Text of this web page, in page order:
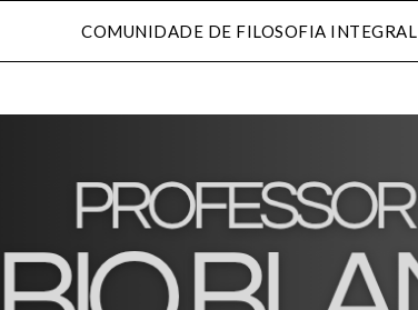
COMUNIDADE DE FILOSOFIA INTEGRAL